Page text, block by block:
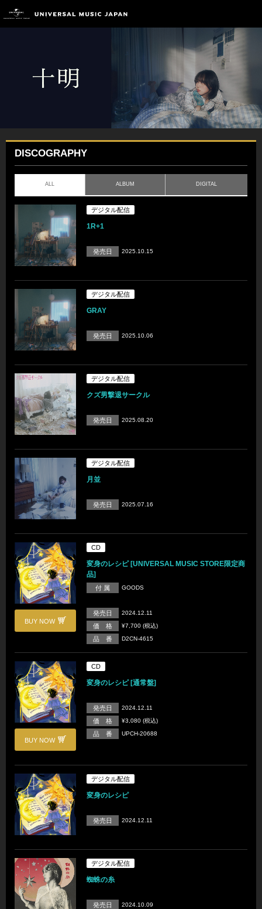
DISCOGRAPHY
ALL ALBUM DIGITAL
デジタル配信
1R+1
発売日 2025.10.15
デジタル配信
GRAY
発売日 2025.10.06
デジタル配信
クズ男撃退サークル
発売日 2025.08.20
デジタル配信
月並
発売日 2025.07.16
BUY NOW
CD
変身のレシピ [UNIVERSAL MUSIC STORE限定商
品]
付 属 GOODS
発売日 2024.12.11
価 格 ¥7,700 (税込)
品 番 D2CN-4615
BUY NOW
CD
変身のレシピ [通常盤]
発売日 2024.12.11
価 格 ¥3,080 (税込)
品 番 UPCH-20688
デジタル配信
変身のレシピ
発売日 2024.12.11
デジタル配信
蜘蛛の糸
発売日 2024.10.09